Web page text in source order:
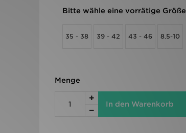
Bitte wähle eine vorrätige Größe
35 - 38 39 - 42 43 - 46 8.5-10
Menge
In den Warenkorb